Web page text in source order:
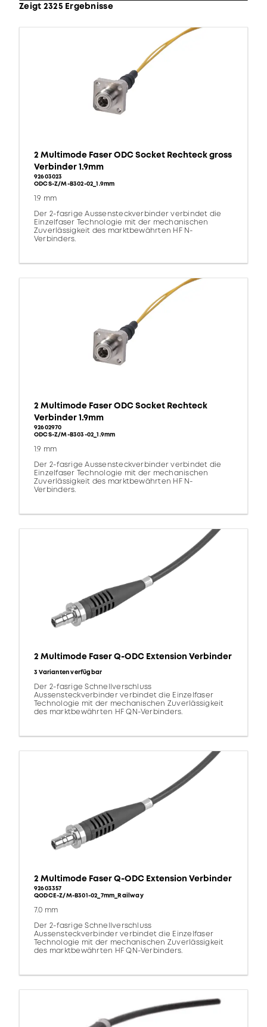
Zeigt 2325 Ergebnisse
2 Multimode Faser ODC Socket Rechteck gross
Verbinder 1.9mm
92603023
ODCS-Z/M-B302-02_1.9mm
1.9 mm
Der 2-fasrige Aussensteckverbinder verbindet die
Einzelfaser Technologie mit der mechanischen
Zuverlässigkeit des marktbewährten HF N-
Verbinders.
2 Multimode Faser ODC Socket Rechteck
Verbinder 1.9mm
92602970
ODCS-Z/M-B303-02_1.9mm
1.9 mm
Der 2-fasrige Aussensteckverbinder verbindet die
Einzelfaser Technologie mit der mechanischen
Zuverlässigkeit des marktbewährten HF N-
Verbinders.
2 Multimode Faser Q-ODC Extension Verbinder
3 Varianten verfügbar
Der 2-fasrige Schnellverschluss
Aussensteckverbinder verbindet die Einzelfaser
Technologie mit der mechanischen Zuverlässigkeit
des marktbewährten HF QN-Verbinders.
2 Multimode Faser Q-ODC Extension Verbinder
92603357
QODCE-Z/M-B301-02_7mm_Railway
7.0 mm
Der 2-fasrige Schnellverschluss
Aussensteckverbinder verbindet die Einzelfaser
Technologie mit der mechanischen Zuverlässigkeit
des marktbewährten HF QN-Verbinders.